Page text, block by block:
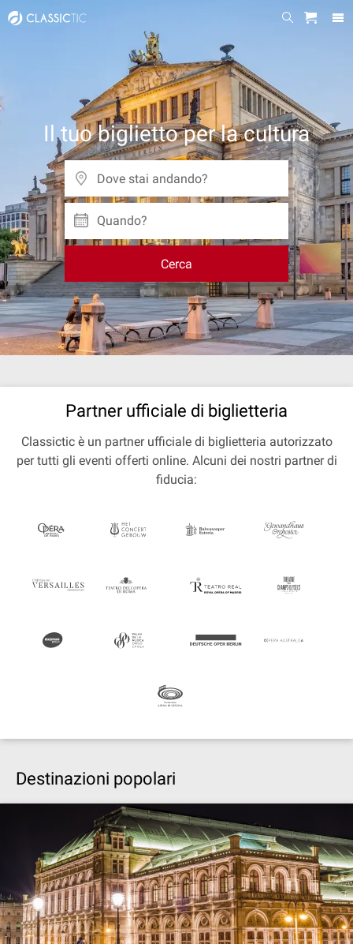
Il tuo biglietto per la cultura
Quando?
Cerca
Partner ufficiale di biglietteria
Classictic è un partner ufficiale di biglietteria autorizzato
per tutti gli eventi offerti online. Alcuni dei nostri partner di
fiducia:
Destinazioni popolari